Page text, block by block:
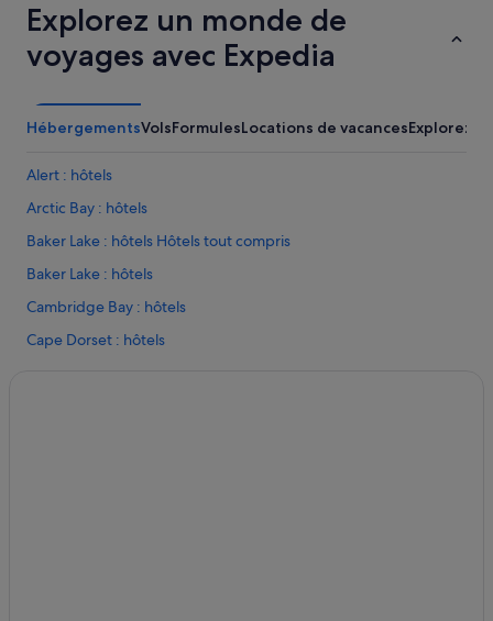
Explorez un monde de
voyages avec Expedia
HébergementsVolsFormulesLocations de vacancesExplorez
Alert : hôtels
Arctic Bay : hôtels
Baker Lake : hôtels Hôtels tout compris
Baker Lake : hôtels
Cambridge Bay : hôtels
Cape Dorset : hôtels